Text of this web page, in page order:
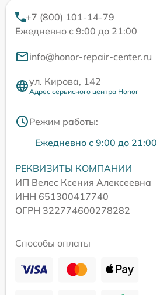
+7 (800) 101-14-79
Ежедневно с 9:00 до 21:00
info@honor-repair-center.ru
ул. Кирова, 142
Адрес сервисного центра Honor
Режим работы:
Ежедневно с 9:00 до 21:00
РЕКВИЗИТЫ КОМПАНИИ
ИП Велес Ксения Алексеевна
ИНН 651300417740
ОГРН 322774600278282
Способы оплаты